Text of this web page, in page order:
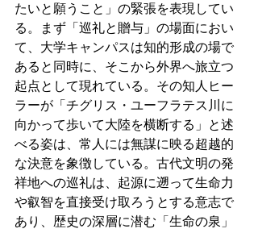
たいと願うこと」の緊張を表現してい
る。まず「巡礼と贈与」の場面におい
て、大学キャンパスは知的形成の場で
あると同時に、そこから外界へ旅立つ
起点として現れている。その知人ヒー
ラーが「チグリス・ユーフラテス川に
向かって歩いて大陸を横断する」と述
べる姿は、常人には無謀に映る超越的
な決意を象徴している。古代文明の発
祥地への巡礼は、起源に遡って生命力
や叡智を直接受け取ろうとする意志で
あり、歴史の深層に潜む「生命の泉」